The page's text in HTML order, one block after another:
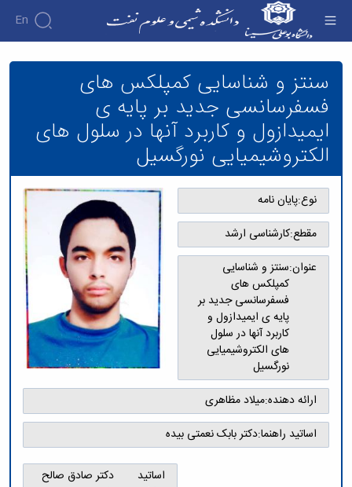
En
بر پایه ی ایمیدازول و کاربرد آنها در سلول های
الکتروشیمیایی نورگسیل - دانشکده شیمی و علوم
نفت
سنتز و شناسایی کمپلکس های
فسفرسانسی جدید بر پایه ی
ایمیدازول و کاربرد آنها در سلول های
الکتروشیمیایی نورگسیل
نوع:پایان نامه
مقطع:کارشناسی ارشد
عنوان:سنتز و شناسایی
کمپلکس های
فسفرسانسی جدید بر
پایه ی ایمیدازول و
کاربرد آنها در سلول
های الکتروشیمیایی
نورگسیل
ارائه دهنده:میلاد مظاهری
اساتید راهنما:دکتر بابک نعمتی بیده
اساتید
دکتر صادق صالح